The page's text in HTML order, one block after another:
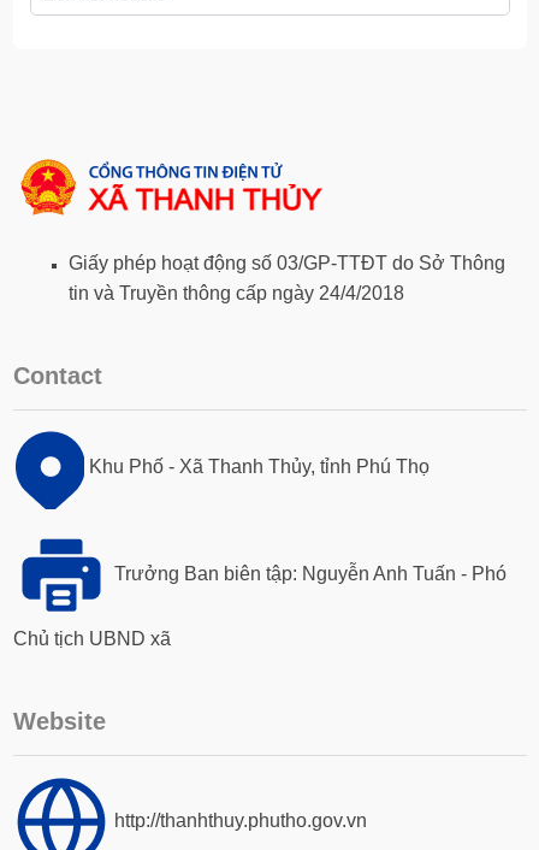
Giấy phép hoạt động số 03/GP-TTĐT do Sở Thông
tin và Truyền thông cấp ngày 24/4/2018
Contact
Khu Phố - Xã Thanh Thủy, tỉnh Phú Thọ
Trưởng Ban biên tập: Nguyễn Anh Tuấn - Phó
Chủ tịch UBND xã
Website
http://thanhthuy.phutho.gov.vn